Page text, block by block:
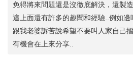
免得將來問題還是沒徹底解決，還製
這上面還有許多的趣聞和經驗..例如
跟我老婆訴苦說希望不要叫人家自己
有機會在上來分享..